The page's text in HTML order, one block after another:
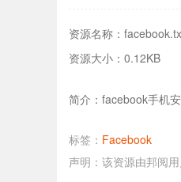
资源名称：
资源大小：0.12KB
简介：facebook手机
标签： Facebook
声明：该资源由邦阅